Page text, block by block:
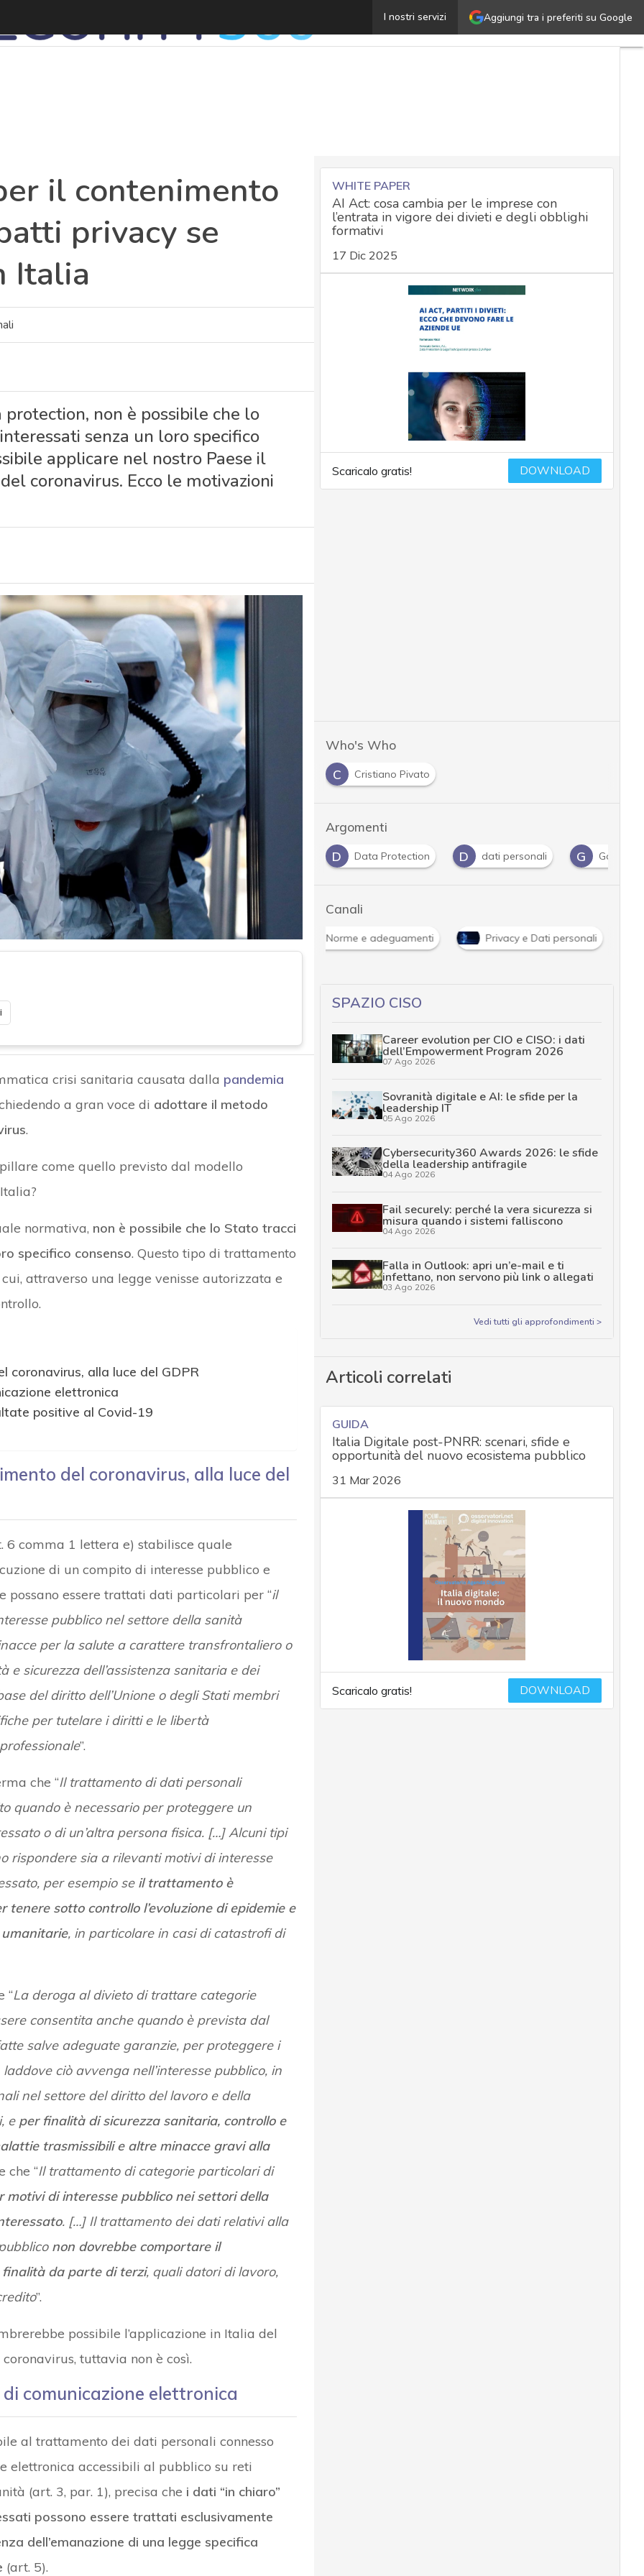
Aggiungi tra i preferiti su Google
I nostri servizi
Il metodo coreano per il contenimento del
il contenimento
privacy se
Italia
non è possibile che lo
senza un loro specifico
applicare nel nostro Paese il
coronavirus. Ecco le motivazioni
crisi sanitaria causata dalla pandemia
a gran voce di adottare il metodo
.
come quello previsto dal modello
normativa, non è possibile che lo Stato tracci
specifico consenso. Questo tipo di trattamento
attraverso una legge venisse autorizzata e
coronavirus, alla luce del GDPR
elettronica
positive al Covid-19
del coronavirus, alla luce del
6 comma 1 lettera e) stabilisce quale
di un compito di interesse pubblico e
possano essere trattati dati particolari per “il
pubblico nel settore della sanità
per la salute a carattere transfrontaliero o
sicurezza dell’assistenza sanitaria e dei
del diritto dell’Unione o degli Stati membri
per tutelare i diritti e le libertà
”.
che “Il trattamento di dati personali
quando è necessario per proteggere un
o di un’altra persona fisica. […] Alcuni tipi
rispondere sia a rilevanti motivi di interesse
per esempio se il trattamento è
sotto controllo l’evoluzione di epidemie e
, in particolare in casi di catastrofi di
“La deroga al divieto di trattare categorie
consentita anche quando è prevista dal
salve adeguate garanzie, per proteggere i
ciò avvenga nell’interesse pubblico, in
nel settore del diritto del lavoro e della
e per finalità di sicurezza sanitaria, controllo e
trasmissibili e altre minacce gravi alla
che “Il trattamento di categorie particolari di
motivi di interesse pubblico nei settori della
. […] Il trattamento dei dati relativi alla
non dovrebbe comportare il
da parte di terzi, quali datori di lavoro,
”.
possibile l’applicazione in Italia del
tuttavia non è così.
comunicazione elettronica
al trattamento dei dati personali connesso
elettronica accessibili al pubblico su reti
(art. 3, par. 1), precisa che i dati “in chiaro”
possono essere trattati esclusivamente
dell’emanazione di una legge specifica
(art. 5).
WHITE PAPER
AI Act: cosa cambia per le imprese con
l’entrata in vigore dei divieti e degli obblighi
formativi
17 Dic 2025
Scaricalo gratis! DOWNLOAD
Who's Who
C
Cristiano Pivato
Argomenti
C
coronavirus D Data Protection D dati personali G Garante
Canali
Norme e adeguamenti Privacy e Dati personali
SPAZIO CISO
Career evolution per CIO e CISO: i dati
dell’Empowerment Program 2026
07 Ago 2026
Sovranità digitale e AI: le sfide per la
leadership IT
05 Ago 2026
Cybersecurity360 Awards 2026: le sfide
della leadership antifragile
04 Ago 2026
Fail securely: perché la vera sicurezza si
misura quando i sistemi falliscono
04 Ago 2026
Falla in Outlook: apri un’e-mail e ti
infettano, non servono più link o allegati
03 Ago 2026
Vedi tutti gli approfondimenti >
Articoli correlati
GUIDA
Italia Digitale post-PNRR: scenari, sfide e
opportunità del nuovo ecosistema pubblico
31 Mar 2026
Scaricalo gratis! DOWNLOAD